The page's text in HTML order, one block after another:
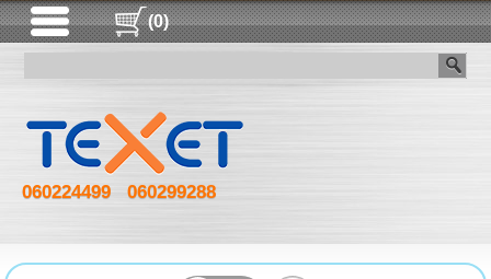
(0)
060224499 060299288